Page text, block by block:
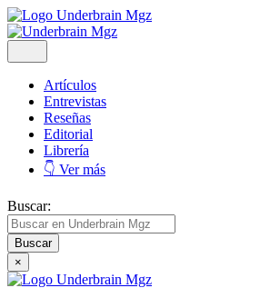
Artículos
Entrevistas
Reseñas
Editorial
Librería
👇 Ver más
Buscar:
×